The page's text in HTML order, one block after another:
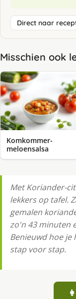
Direct naar
Misschien ook
Komkommer-
meloensalsa
Met Koriander-
lekkers op tafel.
gemalen
zo'n 43 minuten
Benieuwd hoe je
stap voor stap.